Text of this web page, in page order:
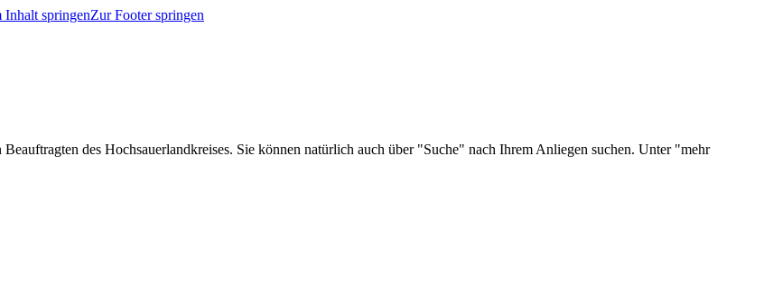
Inhalt springenZur Footer springen
des Hochsauerlandkreises. Sie können natürlich auch über "Suche" nach Ihrem Anliegen suchen. Unter "mehr